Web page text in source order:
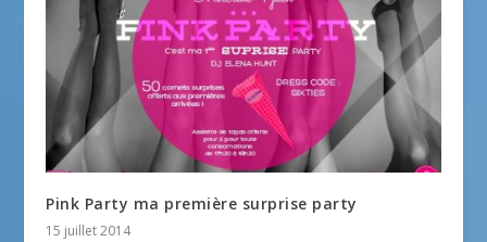
Pink Party ma première surprise party
15 juillet 2014